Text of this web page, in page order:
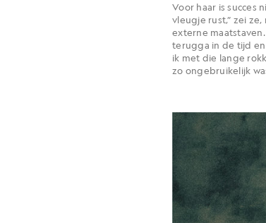
Voor haar is succes
vleugje rust,” zei
externe
terugga in de tijd
ik met die lange
zo ongebruikelijk